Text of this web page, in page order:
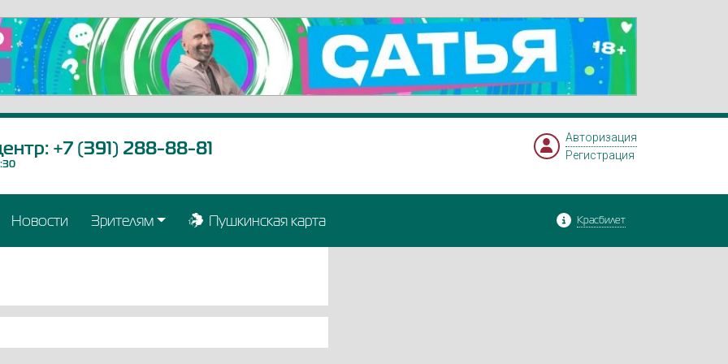
+7 (391) 288-88-81
Авторизация
Регистрация
Новости Зрителям Пушкинская карта Красбилет